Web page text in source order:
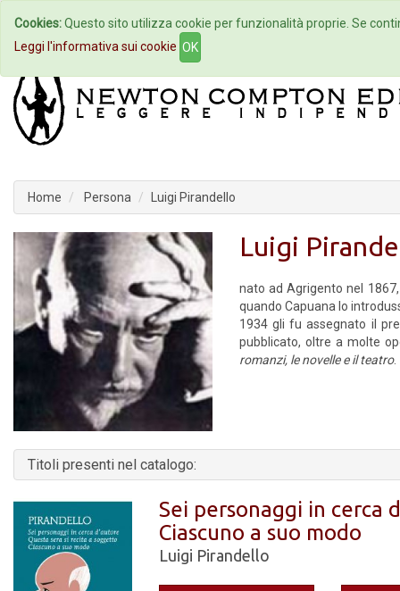
Home Autori Eventi
Home Persona Luigi Pirandello
Luigi
nato ad Agrigento nel
quando Capuana lo
1934 gli fu assegnato il
pubblicato, oltre a molte
romanzi, le novelle e il teatro.
Titoli presenti nel catalogo:
Sei personaggi in cerca
Ciascuno a suo modo
Luigi Pirandello
Cookies:Questo sito utilizza cookie per funzionalità proprie. Se
Leggi l'informativa sui cookie OK